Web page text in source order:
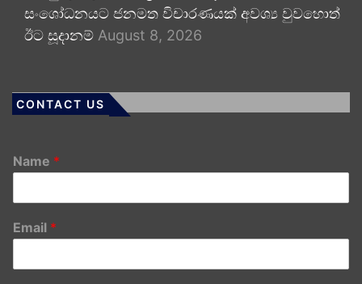
සංශෝධනයට ජනමත විචාරණයක් අවශ්‍ය වුවහොත්
ඊට සූදානම් August 8, 2026
CONTACT US
Name *
Email *